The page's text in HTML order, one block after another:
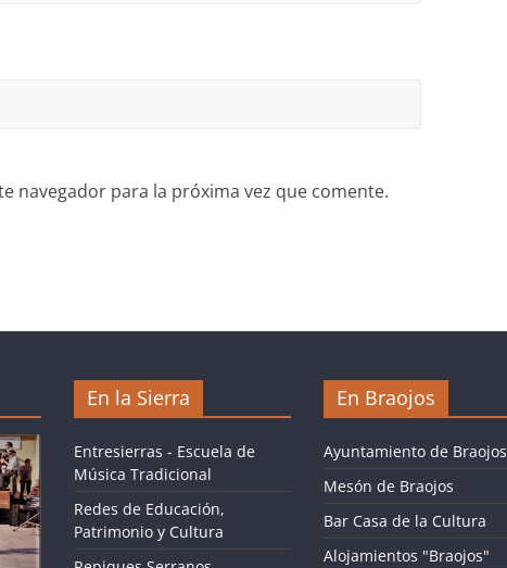
navegador para la próxima vez que comente.
En la Sierra
Entresierras - Escuela de
Música Tradicional
Redes de Educación,
Patrimonio y Cultura
En Braojos
Ayuntamiento de Braojos
Mesón de Braojos
Bar Casa de la Cultura
Alojamientos "Braojos"